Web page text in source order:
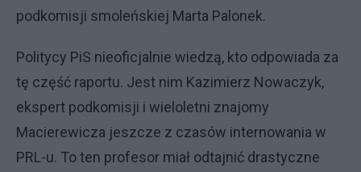
podkomisji smoleńskiej Marta Palonek.
Politycy PiS nieoficjalnie wiedzą, kto odpowiada za
tę część raportu. Jest nim Kazimierz Nowaczyk,
ekspert podkomisji i wieloletni znajomy
Macierewicza jeszcze z czasów internowania w
PRL-u. To ten profesor miał odtajnić drastyczne